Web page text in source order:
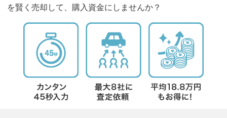
を賢く売却して、購入資金にしませんか？